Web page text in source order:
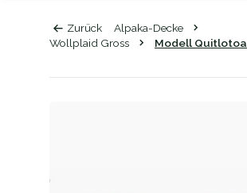
Zurück
Alpaka-Decke
Wollplaid Gross
Modell Quitlotoa